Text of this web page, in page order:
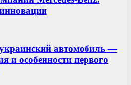
автомобиль —
и особенности первого